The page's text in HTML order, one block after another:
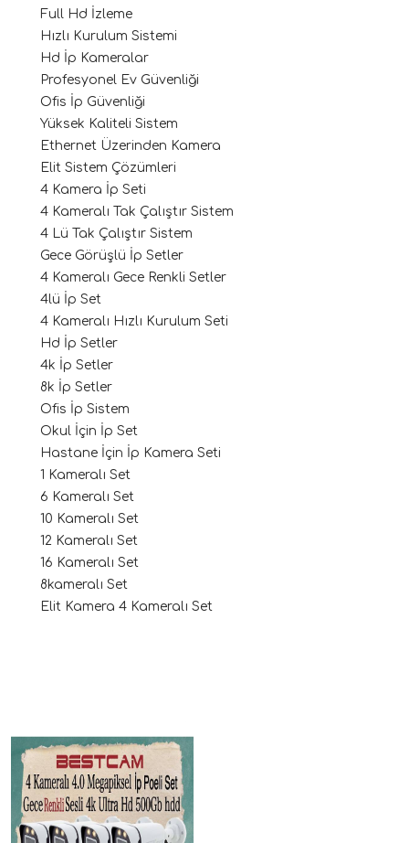
Full Hd İzleme
Hızlı Kurulum Sistemi
Hd İp Kameralar
Profesyonel Ev Güvenliği
Ofis İp Güvenliği
Yüksek Kaliteli Sistem
Ethernet Üzerinden Kamera
Elit Sistem Çözümleri
4 Kamera İp Seti
4 Kameralı Tak Çalıştır Sistem
4 Lü Tak Çalıştır Sistem
Gece Görüşlü İp Setler
4 Kameralı Gece Renkli Setler
4lü İp Set
4 Kameralı Hızlı Kurulum Seti
Hd İp Setler
4k İp Setler
8k İp Setler
Ofis İp Sistem
Okul İçin İp Set
Hastane İçin İp Kamera Seti
1 Kameralı Set
6 Kameralı Set
10 Kameralı Set
12 Kameralı Set
16 Kameralı Set
8kameralı Set
Elit Kamera 4 Kameralı Set